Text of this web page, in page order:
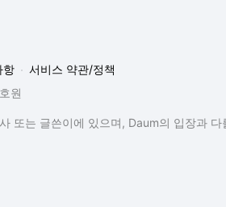
항
서비스 약관/정책
원
또는 글쓴이에 있으며, Daum의 입장과 다